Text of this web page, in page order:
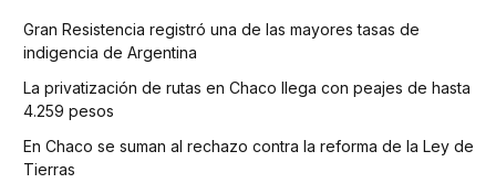
Gran Resistencia registró una de las mayores tasas de
indigencia de Argentina
La privatización de rutas en Chaco llega con peajes de hasta
4.259 pesos
En Chaco se suman al rechazo contra la reforma de la Ley de
Tierras